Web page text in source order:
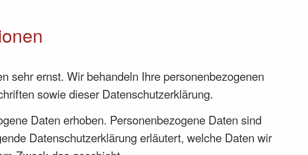
sehr ernst. Wir behandeln Ihre personenbezogenen
sowie dieser Datenschutzerklärung.
Daten erhoben. Personenbezogene Daten sind
Datenschutzerklärung erläutert, welche Daten wir